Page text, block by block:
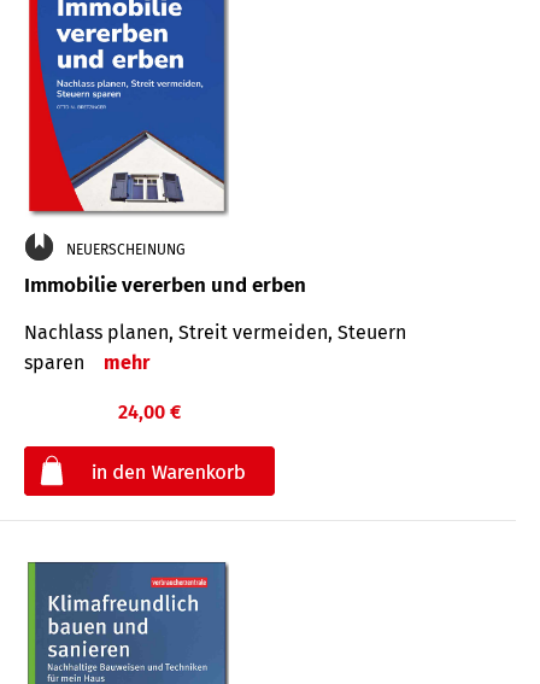
NEUERSCHEINUNG
Immobilie vererben und erben
Nachlass planen, Streit vermeiden, Steuern
sparen
mehr
24,00 €